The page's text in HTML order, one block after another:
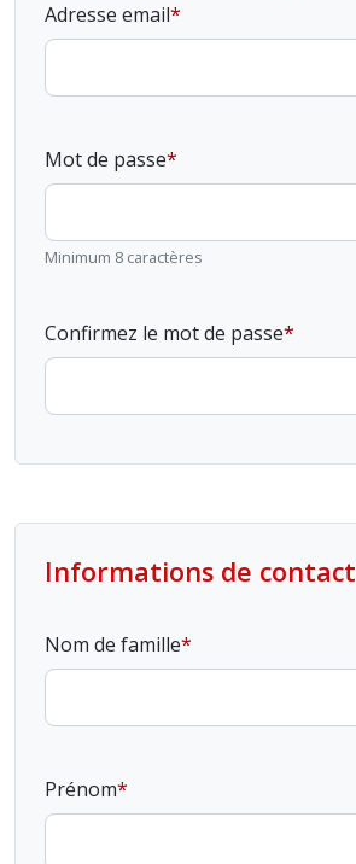
Adresse email
Mot de passe
Minimum 8 caractères
Confirmez le mot de passe
Informations de contact
Nom de famille
Prénom